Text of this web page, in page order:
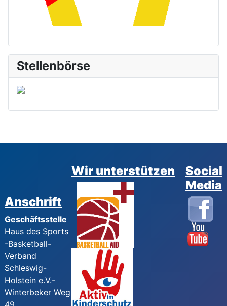
Stellenbörse
Anschrift
Geschäftsstelle
Haus des Sports
-Basketball-
Verband
Schleswig-
Holstein e.V.-
Winterbeker Weg
Wir unterstützen
Social
Media